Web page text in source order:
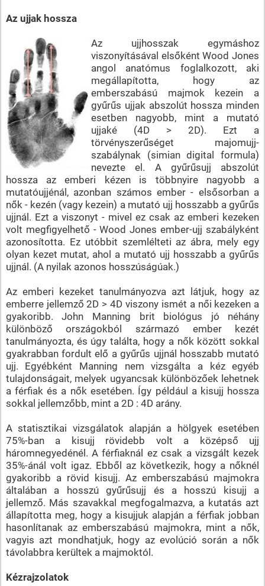
Az ujjak hossza
Az ujjhosszak egymáshoz
viszonyításával elsőként Wood Jones
angol anatómus foglalkozott, aki
megállapította, hogy az
emberszabású majmok kezein a
gyűrűs ujjak abszolút hossza minden
esetben nagyobb, mint a mutató
ujjaké (4D > 2D). Ezt a
törvényszerűséget majomujj-
szabálynak (simian digital formula)
nevezte el. A gyűrűsujj abszolút
hossza az emberi kézen is többnyire nagyobb a
mutatóujjénál, azonban számos ember - elsősorban a
nők - kezén (vagy kezein) a mutató ujj hosszabb a gyűrűs
ujjnál. Ezt a viszonyt - mivel ez csak az emberi kezeken
volt megfigyelhető - Wood Jones ember-ujj szabályként
azonosította. Ez utóbbit szemlélteti az ábra, mely egy
olyan kezet mutat, ahol a mutató ujj hosszabb a gyűrűs
ujjnál. (A nyilak azonos hosszúságúak.)
Az emberi kezeket tanulmányozva azt látjuk, hogy az
emberre jellemző 2D > 4D viszony ismét a női kezeken a
gyakoribb. John Manning brit biológus jó néhány
különböző országokból származó ember kezét
tanulmányozta, és úgy találta, hogy a nők között sokkal
gyakrabban fordult elő a gyűrűs ujjnál hosszabb mutató
ujj. Egyébként Manning nem vizsgálta a kéz egyéb
tulajdonságait, melyek ugyancsak különbözőek lehetnek
a férfiak és a nők esetében. Így például a kisujj hossza
sokkal jellemzőbb, mint a 2D : 4D arány.
A statisztikai vizsgálatok alapján a hölgyek esetében
75%-ban a kisujj rövidebb volt a középső ujj
háromnegyedénél. A férfiaknál ez csak a vizsgált kezek
35%-ánál volt igaz. Ebből az következik, hogy a nőknél
gyakoribb a rövid kisujj. Az emberszabású majmokra
általában a hosszú gyűrűsujj és a hosszú kisujj a
jellemző. Más szavakkal megfogalmazva, a kutatás azt
állapította meg, hogy a kisujjuk alapján a férfiak jobban
hasonlítanak az emberszabású majmokra, mint a nők,
vagyis azt mondhatjuk, hogy az evolúció során a nők
távolabbra kerültek a majmoktól.
Kézrajzolatok